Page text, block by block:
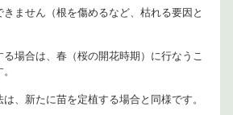
ません（根を傷めるなど、枯れる要因と
る場合は、春（桜の開花時期）に行なうこ
、新たに苗を定植する場合と同様です。